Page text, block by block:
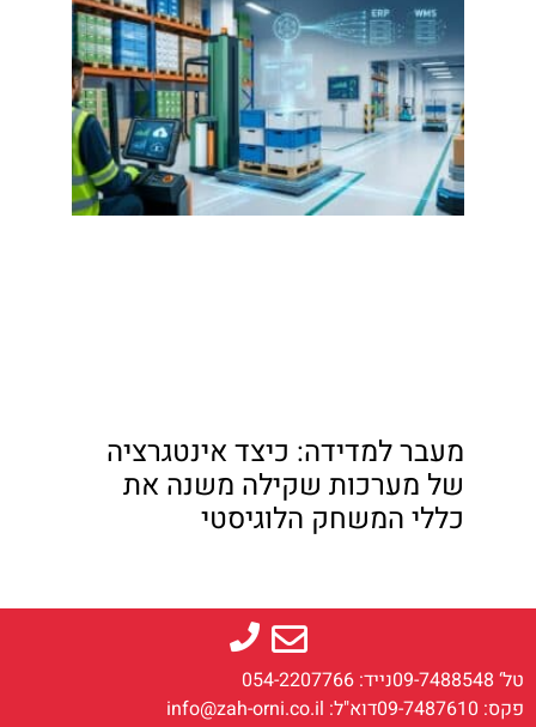
מעבר למדידה: כיצד אינטגרציה
של מערכות שקילה משנה את
כללי המשחק הלוגיסטי
טל‘ 09-7488548
נייד: 054-2207766
פקס: 09-7487610
דוא"ל: info@zah-orni.co.il